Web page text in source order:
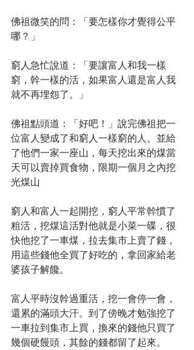
佛祖微笑的問：「要怎樣你才覺得公平
哪？」
窮人急忙說道：「要讓富人和我一樣
窮，幹一樣的活，如果富人還是富人我
就不再埋怨了。」
佛祖點頭道：「好吧！」說完佛祖把一
位富人變成了和窮人一樣窮的人。並給
了他們一家一座山，每天挖出來的煤當
天可以賣掉買食物，限期一個月之內挖
光煤山
窮人和富人一起開挖，窮人平常幹慣了
粗活，挖煤這活對他就是小菜一碟，很
快他挖了一車煤，拉去集市上賣了錢，
用這些錢他全買了好吃的，拿回家給老
婆孩子解饞。
富人平時沒幹過重活，挖一會停一會，
還累的滿頭大汗。到了傍晚才勉強挖了
一車拉到集市上買，換來的錢他只買了
幾個硬饅頭，其餘的錢都留了起來。